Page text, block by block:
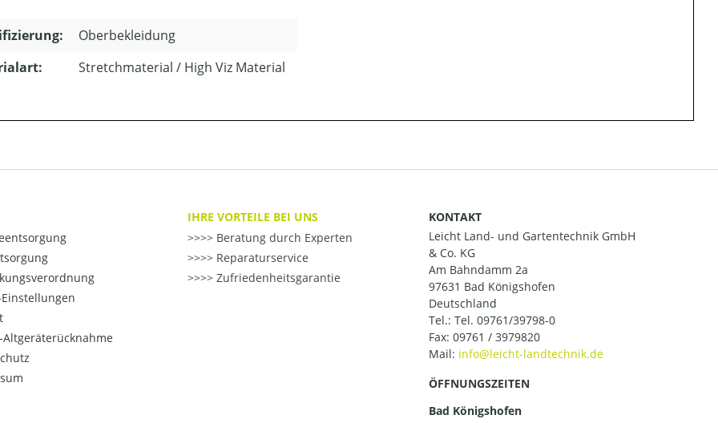
Oberbekleidung
Stretchmaterial / High Viz Material
Einstellungen
Altgeräterücknahme
IHRE VORTEILE BEI UNS
>> Beratung durch Experten
>> Reparaturservice
>> Zufriedenheitsgarantie
KONTAKT
Leicht Land- und Gartentechnik GmbH
& Co. KG
Am Bahndamm 2a
97631 Bad Königshofen
Deutschland
Tel.: Tel. 09761/39798-0
Fax: 09761 / 3979820
Mail:
ÖFFNUNGSZEITEN
Bad Königshofen